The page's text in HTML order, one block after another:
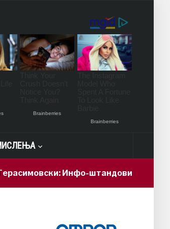
Инфо-штандови и здравствени